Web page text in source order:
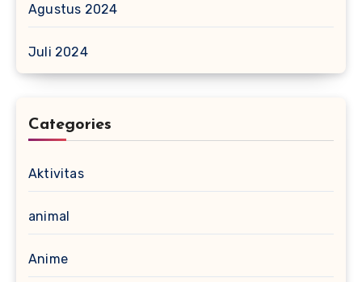
Agustus 2024
Juli 2024
Categories
Aktivitas
animal
Anime